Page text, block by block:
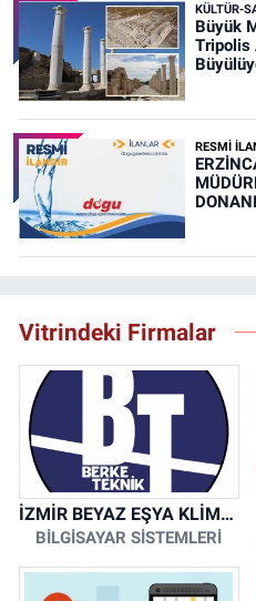
KÜLTÜR-
Büyük
Tripolis
RESMİ
Vitrindeki Firmalar
İZMİR BEYAZ EŞYA KLİMA KOMBİ SERVİSİ
BİLGİSAYAR SİSTEMLERİ